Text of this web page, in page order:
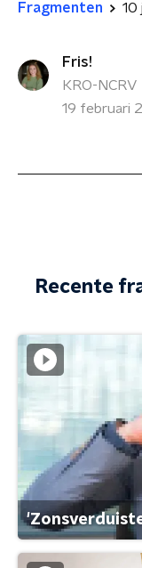
Fragmenten 10
Fris!
KRO-NCRV
19 februari
Recente